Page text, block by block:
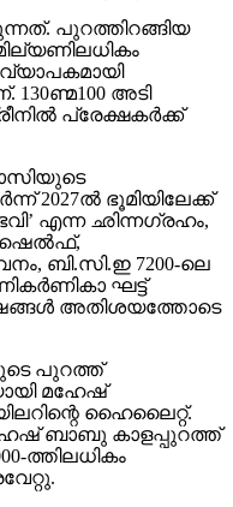
പുറത്തിറങ്ങിയ
അടി
പ്രേക്ഷകര്‍ക്ക്
2027ല്‍ ഭൂമിയിലേക്ക്
എന്ന ഛിന്നഗ്രഹം,
ഷെല്‍ഫ്,
ബി.സി.ഇ 7200-ലെ
ഘട്ട്
അതിശയത്തോടെ
പുറത്ത്
മഹേഷ്
ഹൈലൈറ്റ്.
ബാബു കാളപ്പുറത്ത്
ത്തിലധികം